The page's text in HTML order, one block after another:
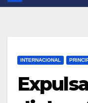
INTERNACIONAL